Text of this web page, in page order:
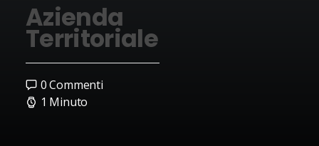
Azienda
Territoriale
0 Commenti
1 Minuto